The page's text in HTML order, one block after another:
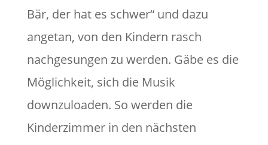
Bär, der hat es schwer“ und dazu
angetan, von den Kindern rasch
nachgesungen zu werden. Gäbe es die
Möglichkeit, sich die Musik
downzuloaden. So werden die
Kinderzimmer in den nächsten